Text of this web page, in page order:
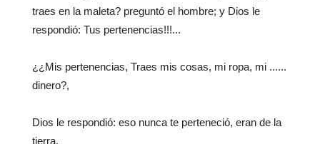
traes en la maleta? preguntó el hombre; y Dios le
respondió: Tus pertenencias!!!...
¿¿Mis pertenencias, Traes mis cosas, mi ropa, mi ......
dinero?,
Dios le respondió: eso nunca te perteneció, eran de la
tierra.